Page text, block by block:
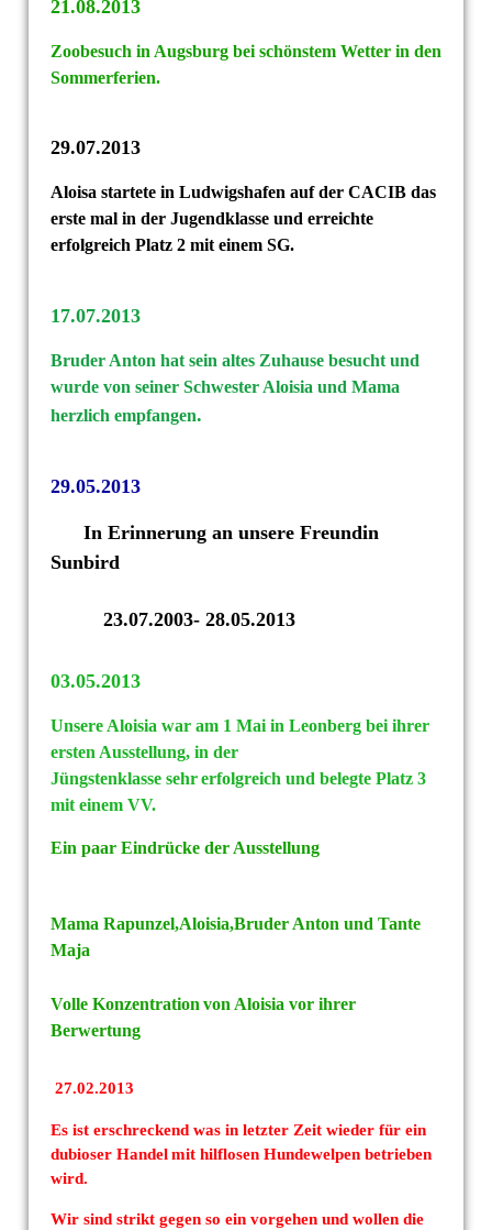
21.08.2013
Zoobesuch in Augsburg bei schönstem Wetter in den
Sommerferien.
29.07.2013
Aloisa startete in Ludwigshafen auf der CACIB das
erste mal in der Jugendklasse und erreichte
erfolgreich Platz 2 mit einem SG.
17.07.2013
Bruder Anton hat sein altes Zuhause besucht und
wurde von seiner Schwester Aloisia und Mama
herzlich empfangen.
29.05.2013
In Erinnerung an unsere Freundin
Sunbird
23.07.2003- 28.05.2013
03.05.2013
Unsere Aloisia war am 1 Mai in Leonberg bei ihrer
ersten Ausstellung, in der
Jüngstenklasse sehrerfolgreich und belegte Platz 3
mit einem VV.
Ein paar Eindrücke der Ausstellung
Mama Rapunzel,Aloisia,Bruder Anton und Tante
Maja
Volle Konzentration von Aloisia vor ihrer
Berwertung
27.02.2013
Es ist erschreckend was in letzter Zeit wieder für ein
dubioser Handel mit hilflosen Hundewelpen betrieben
wird.
Wir sind strikt gegen so ein vorgehen und wollen die